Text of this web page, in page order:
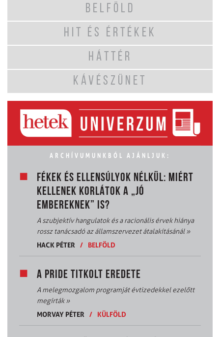
BELFÖLD
HIT ÉS ÉRTÉKEK
HÁTTÉR
KÁVÉSZÜNET
ARCHÍVUMUNKBÓL AJÁNLJUK:
FÉKEK ÉS ELLENSÚLYOK NÉLKÜL: MIÉRT
KELLENEK KORLÁTOK A „JÓ
EMBEREKNEK” IS?
A szubjektív hangulatok és a racionális érvek hiánya
rossz tanácsadó az államszervezet átalakításánál»
HACK PÉTER
/ BELFÖLD
A PRIDE TITKOLT EREDETE
A melegmozgalom programját évtizedekkel ezelőtt
megírták»
MORVAY PÉTER
/ KÜLFÖLD